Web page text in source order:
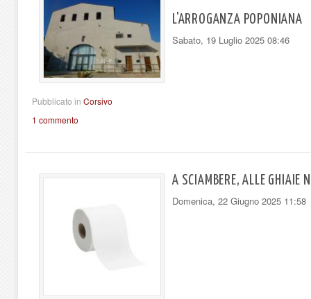
L'ARROGANZA POPONIANA
Sabato, 19 Luglio 2025 08:46
Pubblicato in Corsivo
1 commento
A SCIAMBERE, ALLE GHIAIE
Domenica, 22 Giugno 2025 11:58